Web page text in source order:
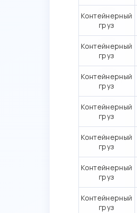
Контейнерный
груз
Контейнерный
груз
Контейнерный
груз
Контейнерный
груз
Контейнерный
груз
Контейнерный
груз
Контейнерный
груз